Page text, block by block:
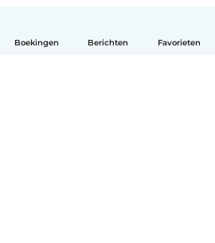
Boekingen Berichten Favorieten